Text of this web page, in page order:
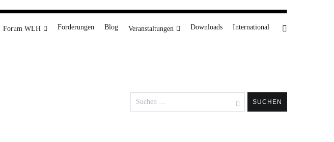
Forum WLH Forderungen Blog Veranstaltungen Downloads International
nach: